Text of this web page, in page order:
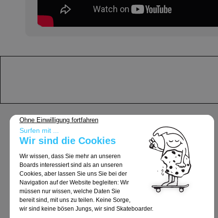
Support
Lieferung und Rücksendungen
Rechtliche Hinweise
Datenschutzrichtlinie